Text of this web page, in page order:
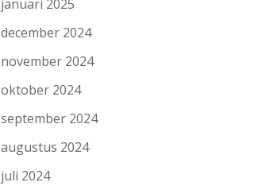
januari 2025
december 2024
november 2024
oktober 2024
september 2024
augustus 2024
juli 2024